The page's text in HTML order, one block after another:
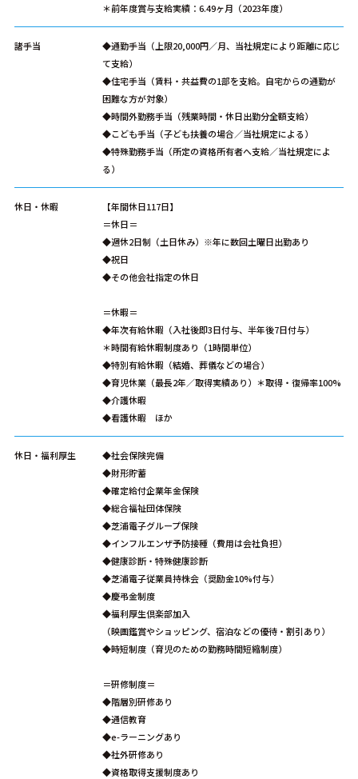
＊前年度賞与支給実績：6.49ヶ月（2023年度）
諸手当
◆通勤手当（上限20,000円／月、当社規定により距離に応じ
て支給）
◆住宅手当（賃料・共益費の1部を支給。自宅からの通勤が
困難な方が対象）
◆時間外勤務手当（残業時間・休日出勤分全額支給）
◆こども手当（子ども扶養の場合／当社規定による）
◆特殊勤務手当（所定の資格所有者へ支給／当社規定によ
る）
休日・休暇
【年間休日117日】
＝休日＝
◆週休2日制（土日休み）※年に数回土曜日出勤あり
◆祝日
◆その他会社指定の休日
＝休暇＝
◆年次有給休暇（入社後即3日付与、半年後7日付与）
＊時間有給休暇制度あり（1時間単位）
◆特別有給休暇（結婚、葬儀などの場合）
◆育児休業（最長2年／取得実績あり）＊取得・復帰率100%
◆介護休暇
◆看護休暇 ほか
休日・福利厚生
◆社会保険完備
◆財形貯蓄
◆確定給付企業年金保険
◆総合福祉団体保険
◆芝浦電子グループ保険
◆インフルエンザ予防接種（費用は会社負担）
◆健康診断・特殊健康診断
◆芝浦電子従業員持株会（奨励金10%付与）
◆慶弔金制度
◆福利厚生倶楽部加入
（映画鑑賞やショッピング、宿泊などの優待・割引あり）
◆時短制度（育児のための勤務時間短縮制度）
＝研修制度＝
◆階層別研修あり
◆通信教育
◆e-ラーニングあり
◆社外研修あり
◆資格取得支援制度あり